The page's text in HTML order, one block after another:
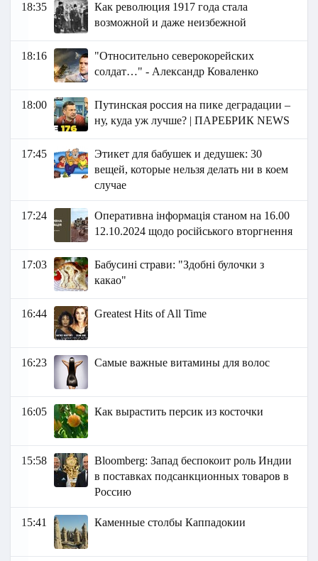
18:35
Как революция 1917 года стала
возможной и даже неизбежной
18:16
"Относительно северокорейских
солдат…" - Александр Коваленко
18:00
Путинская россия на пике деградации –
ну, куда уж лучше? | ПАРЕБРИК NEWS
17:45
Этикет для бабушек и дедушек: 30
вещей, которые нельзя делать ни в коем
случае
17:24
Оперативна інформація станом на 16.00
12.10.2024 щодо російського вторгнення
17:03
Бабусині страви: "Здобні булочки з
какао"
16:44 Greatest Hits of All Time
16:23 Самые важные витамины для волос
16:05 Как вырастить персик из косточки
15:58
Bloomberg: Запад беспокоит роль Индии
в поставках подсанкционных товаров в
Россию
15:41 Каменные столбы Каппадокии